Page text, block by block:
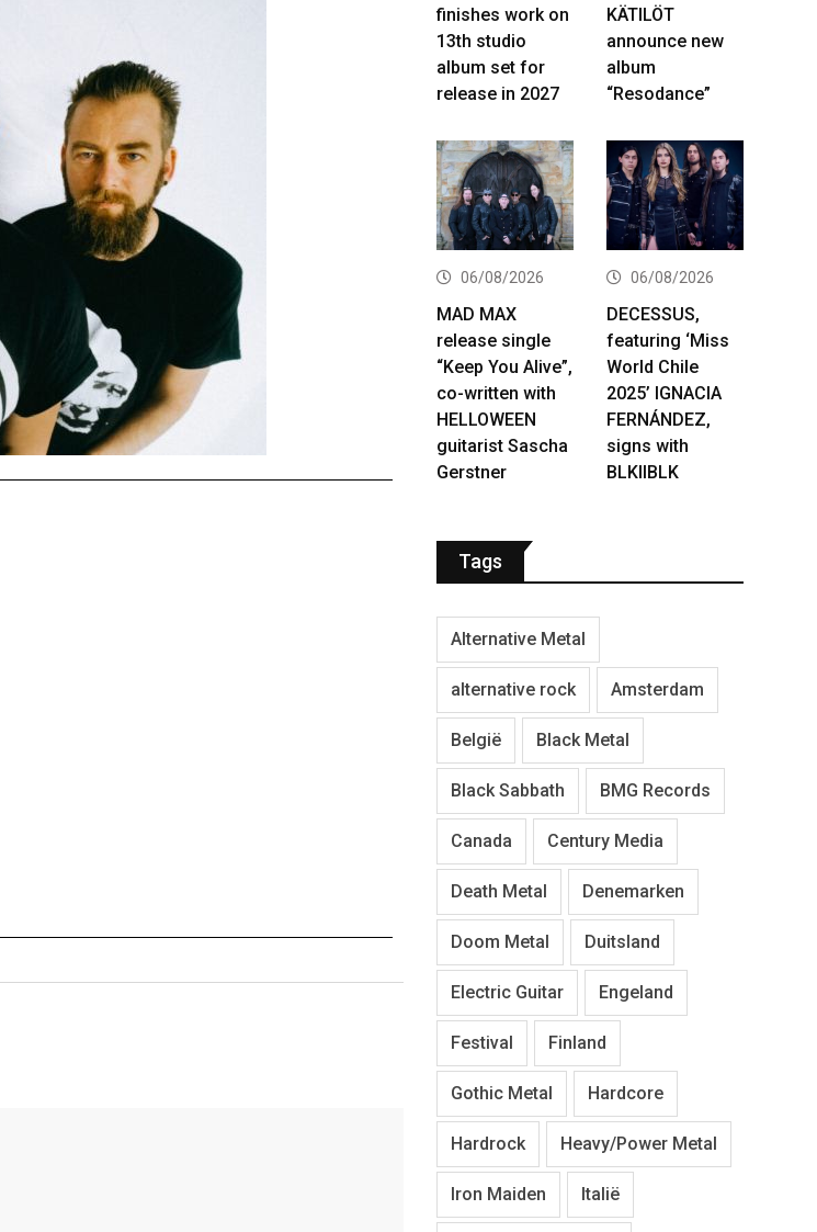
finishes work on
13th studio
album set for
release in 2027
KÄTILÖT
announce new
album
“Resodance”
06/08/2026
MAD MAX
release single
“Keep You Alive”,
co-written with
HELLOWEEN
guitarist Sascha
Gerstner
06/08/2026
DECESSUS,
featuring ‘Miss
World Chile
2025’ IGNACIA
FERNÁNDEZ,
signs with
BLKIIBLK
Tags
Alternative Metal
alternative rock Amsterdam
België Black Metal
Black Sabbath BMG Records
Canada Century Media
Death Metal Denemarken
Doom Metal Duitsland
Electric Guitar Engeland
Festival Finland
Gothic Metal Hardcore
Hardrock Heavy/Power Metal
Iron Maiden Italië